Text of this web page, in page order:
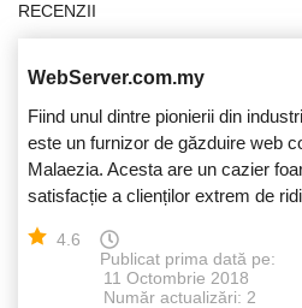
RECENZII
WebServer.com.my
Fiind unul dintre pionierii din
este un furnizor de găzduire web
Malaezia. Acesta are un cazier
satisfacție a clienților extrem de
4.6
Publicat prima dată pe:
11 Octombrie 2018
Număr actualizări: 2